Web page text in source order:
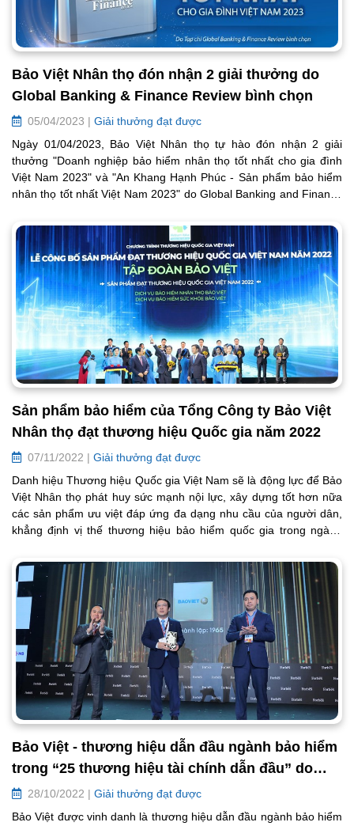
Bảo Việt Nhân thọ đón nhận 2 giải thưởng do
Global Banking & Finance Review bình chọn
05/04/2023 | Giải thưởng đạt được
Ngày 01/04/2023, Bảo Việt Nhân thọ tự hào đón nhận 2 giải
thưởng "Doanh nghiệp bảo hiểm nhân thọ tốt nhất cho gia đình
Việt Nam 2023" và "An Khang Hạnh Phúc - Sản phẩm bảo hiểm
nhân thọ tốt nhất Việt Nam 2023" do Global Banking and Finance
Sản phẩm bảo hiểm của Tổng Công ty Bảo Việt
Nhân thọ đạt thương hiệu Quốc gia năm 2022
07/11/2022 | Giải thưởng đạt được
Danh hiệu Thương hiệu Quốc gia Việt Nam sẽ là động lực để Bảo
Việt Nhân thọ phát huy sức mạnh nội lực, xây dựng tốt hơn nữa
các sản phẩm ưu việt đáp ứng đa dạng nhu cầu của người dân,
khẳng định vị thế thương hiệu bảo hiểm quốc gia trong ngành
Bảo Việt - thương hiệu dẫn đầu ngành bảo hiểm
trong “25 thương hiệu tài chính dẫn đầu” do
Forbes bình chọn
28/10/2022 | Giải thưởng đạt được
Bảo Việt được vinh danh là thương hiệu dẫn đầu ngành bảo hiểm